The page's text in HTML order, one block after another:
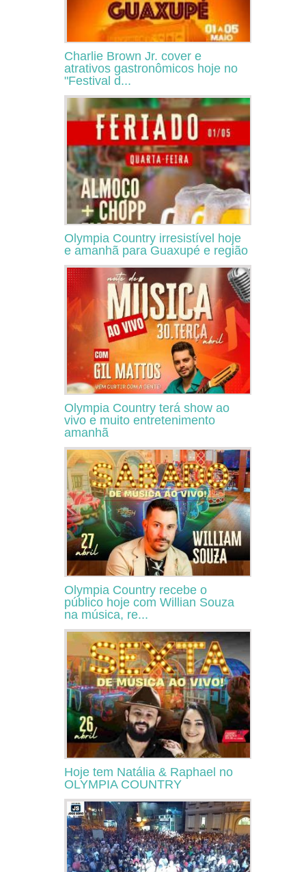
Charlie Brown Jr. cover e
atrativos gastronômicos hoje no
"Festival d...
Olympia Country irresistível hoje
e amanhã para Guaxupé e região
Olympia Country terá show ao
vivo e muito entretenimento
amanhã
Olympia Country recebe o
público hoje com Willian Souza
na música, re...
Hoje tem Natália & Raphael no
OLYMPIA COUNTRY